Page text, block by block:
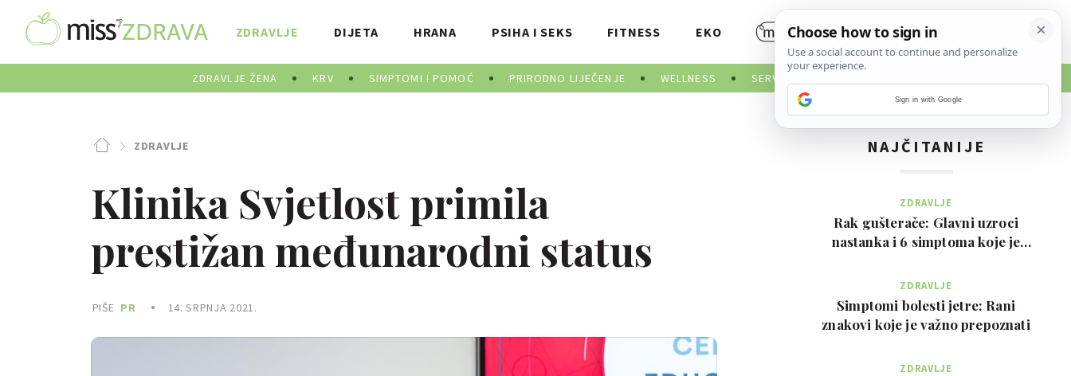
ZDRAVLJE
ZDRAVLJE ŽENA KRV SIMPTOMI I POMOĆ PRIRODNO LIJEČENJE WELLNESS SERVISNE INFORMACIJE
DIJETA HRANA PSIHA I SEKS FITNESS EKO
ZDRAVLJE
Klinika Svjetlost primila
prestižan međunarodni status
PIŠE PR 14. SRPNJA 2021.
NAJČITANIJE
ZDRAVLJE
Rak gušterače: Glavni uzroci
nastanka i 6 simptoma koje je
ZDRAVLJE
Simptomi bolesti jetre: Rani
znakovi koje je važno prepoznati
ZDRAVLJE
Sign in with Google